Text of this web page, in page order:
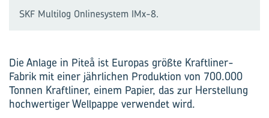
SKF Multilog Onlinesystem IMx-8.
Die Anlage in Piteå ist Europas größte Kraftliner-
Fabrik mit einer jährlichen Produktion von 700.000
Tonnen Kraftliner, einem Papier, das zur Herstellung
hochwertiger Wellpappe verwendet wird.